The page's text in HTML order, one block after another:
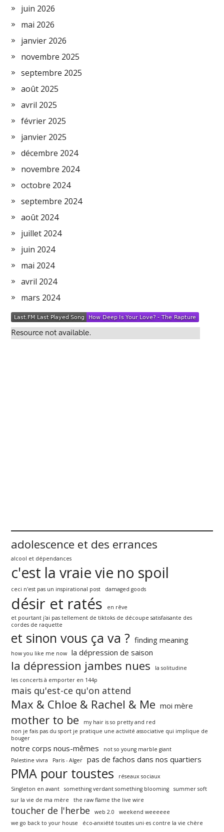
juin 2026
mai 2026
janvier 2026
novembre 2025
septembre 2025
août 2025
avril 2025
février 2025
janvier 2025
décembre 2024
novembre 2024
octobre 2024
septembre 2024
août 2024
juillet 2024
juin 2024
mai 2024
avril 2024
mars 2024
adolescence et des errances
alcool et dépendances
c'est la vraie vie no spoil
ceci n'est pas un inspirational post damaged goods
désir et ratés
en rêve
et pourtant j'ai pas tellement de tiktoks de découpe satisfaisante des
cordes de raquette
et sinon vous ça va ? finding meaning
how you like me now la dépression de saison
la dépression jambes nues
la solitudine
les concerts à emporter en 144p
mais qu'est-ce qu'on attend
Max & Chloe & Rachel & Me moi mère
mother to be
my hair is so pretty and red
non je fais pas du sport je pratique une activité associative qui implique de
bouger
notre corps nous-mêmes
not so young marble giant
Palestine vivra
Paris - Alger pas de fachos dans nos quartiers
PMA pour toustes
réseaux sociaux
Singleton en avant
something verdant something blooming
summer soft
sur la vie de ma mère
the raw flame the live wire
toucher de l'herbe web 2.0
weekend weeeeee
we go back to your house
éco-anxiété toustes uni·es contre la vie chère